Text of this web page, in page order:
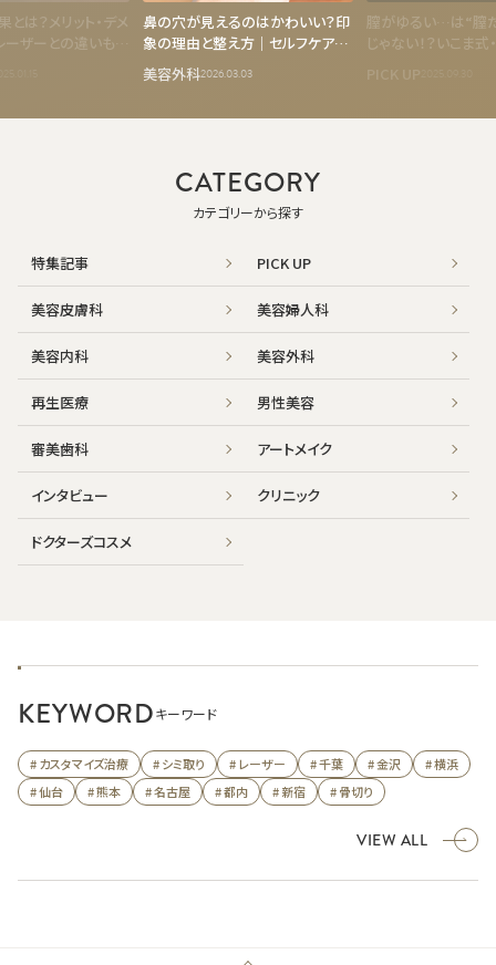
は？メリット・デメ
ーザーとの違いも紹
鼻の穴が見えるのはかわいい？印
象の理由と整え方｜セルフケアと
美容医療の選択肢
美容外科2026.03.03
膣がゆるい…は“膣
じゃない！？いこま
チとは
PICK UP
CATEGORY
カテゴリーから探す
特集記事 PICK UP
美容皮膚科 美容婦人科
美容内科 美容外科
再生医療 男性美容
審美歯科 アートメイク
インタビュー クリニック
ドクターズコスメ
KEYWORDキーワード
# カスタマイズ治療 # シミ取り # レーザー # 千葉 # 金沢
# 横浜
# 仙台
# 熊本 # 名古屋 # 都内 # 新宿 # 骨切り
VIEW ALL